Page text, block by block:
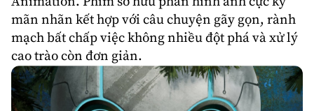
mãn nhãn kết hợp với câu chuyện gãy gọn, rành
mạch bất chấp việc không nhiều đột phá và xử lý
cao trào còn đơn giản.